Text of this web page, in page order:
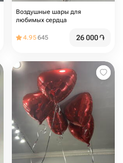
Воздушные шары для
любимых сердца
4.95645 26 000֏